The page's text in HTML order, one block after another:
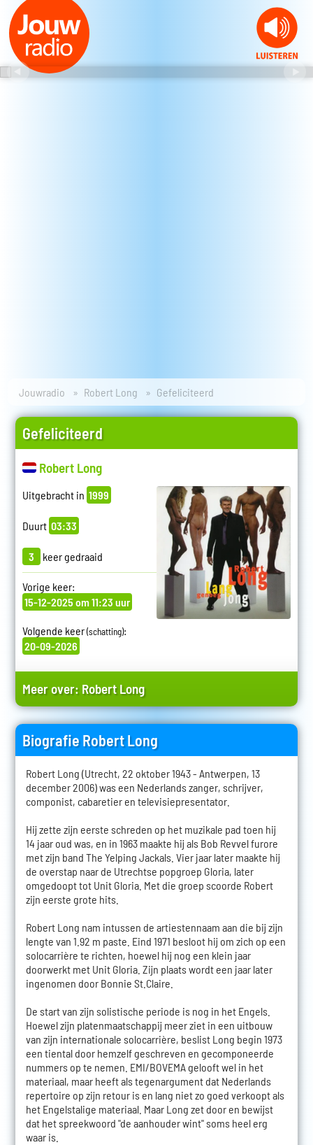
Jouwradio Robert Long Gefeliciteerd
Gefeliciteerd
Robert Long
Uitgebracht in 1999
Duurt 03:33
3 keer gedraaid
Vorige keer:
15-12-2025 om 11:23 uur
Volgende keer(schatting):
20-09-2026
Meer over: Robert Long
Biografie Robert Long
Robert Long (Utrecht, 22 oktober 1943 - Antwerpen, 13
december 2006) was een Nederlands zanger, schrijver,
componist, cabaretier en televisiepresentator.
Hij zette zijn eerste schreden op het muzikale pad toen hij
14 jaar oud was, en in 1963 maakte hij als Bob Revvel furore
met zijn band The Yelping Jackals. Vier jaar later maakte hij
de overstap naar de Utrechtse popgroep Gloria, later
omgedoopt tot Unit Gloria. Met die groep scoorde Robert
zijn eerste grote hits.
Robert Long nam intussen de artiestennaam aan die bij zijn
lengte van 1.92 m paste. Eind 1971 besloot hij om zich op een
solocarrière te richten, hoewel hij nog een klein jaar
doorwerkt met Unit Gloria. Zijn plaats wordt een jaar later
ingenomen door Bonnie St.Claire.
De start van zijn solistische periode is nog in het Engels.
Hoewel zijn platenmaatschappij meer ziet in een uitbouw
van zijn internationale solocarrière, beslist Long begin 1973
een tiental door hemzelf geschreven en gecomponeerde
nummers op te nemen. EMI/BOVEMA gelooft wel in het
materiaal, maar heeft als tegenargument dat Nederlands
repertoire op zijn retour is en lang niet zo goed verkoopt als
het Engelstalige materiaal. Maar Long zet door en bewijst
dat het spreekwoord "de aanhouder wint" soms heel erg
waar is.